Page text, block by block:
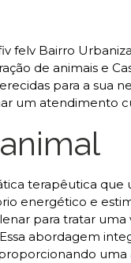
felv Bairro
de animais e
para a sua
um atendimento
terapêutica que
energético e
para tratar
abordagem